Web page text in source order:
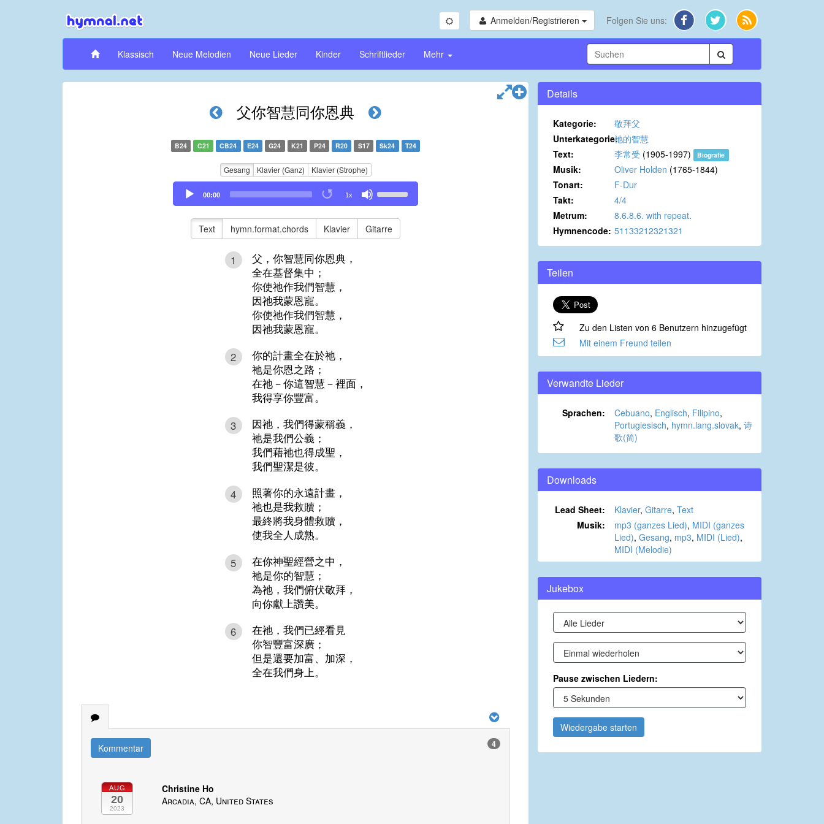
Anmelden/Registrieren Folgen Sie uns:
Klassisch Neue Melodien Neue Lieder Kinder Schriftlieder Mehr
父你智慧同你恩典
B24 C21 CB24 E24 G24 K21 P24 R20 S17 Sk24 T24
Gesang Klavier (Ganz) Klavier (Strophe)
Audio
Player
00:00 1x
Up/Down
to
Text hymn.format.chords Klavier Gitarre
1
父，你智慧同你恩典，
全在基督集中；
你使祂作我們智慧，
因祂我蒙恩寵。
你使祂作我們智慧，
因祂我蒙恩寵。
2
你的計畫全在於祂，
祂是你恩之路；
在祂－你這智慧－裡面，
我得享你豐富。
3
因祂，我們得蒙稱義，
祂是我們公義；
我們藉祂也得成聖，
我們聖潔是彼。
4
照著你的永遠計畫，
祂也是我救贖；
最終將我身體救贖，
使我全人成熟。
5
在你神聖經營之中，
祂是你的智慧；
為祂，我們俯伏敬拜，
向你獻上讚美。
6
在祂，我們已經看見
你智豐富深廣；
但是還要加富、加深，
全在我們身上。
Kommentar 4
AUG
20
2023
Christine Ho
Arcadia, CA, United States
Details
Kategorie:
敬拜父
Unterkategorie:祂的智慧
Text:
李常受 (1905-1997) Biografie
Musik: Oliver Holden (1765-1844)
Tonart:
F-Dur
Takt:
4/4
Metrum:
8.6.8.6. with repeat.
Hymnencode: 51133212321321
Teilen
Zu den Listen von 6 Benutzern hinzugefügt
Mit einem Freund teilen
Verwandte Lieder
Sprachen: Cebuano, Englisch, Filipino,
Portugiesisch, hymn.lang.slovak, 诗
歌(简)
Downloads
Lead Sheet: Klavier, Gitarre, Text
Musik:
mp3 (ganzes Lied), MIDI (ganzes
Lied), Gesang, mp3, MIDI (Lied),
MIDI (Melodie)
Jukebox
Pause zwischen Liedern:
Wiedergabe starten